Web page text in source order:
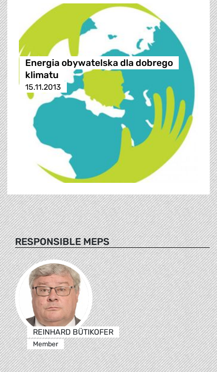
Energia obywatelska dla dobrego
klimatu
15.11.2013
RESPONSIBLE MEPS
REINHARD BÜTIKOFER
Member